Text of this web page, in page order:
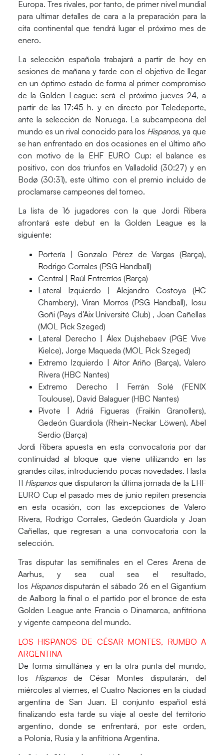
Europa. Tres rivales, por tanto, de primer nivel mundial
para ultimar detalles de cara a la preparación para la
cita continental que tendrá lugar el próximo mes de
enero.
La selección española trabajará a partir de hoy en
sesiones de mañana y tarde con el objetivo de llegar
en un óptimo estado de forma al primer compromiso
de la Golden League: será el próximo jueves 24, a
partir de las17:45 h. y en directo porTeledeporte,
ante la selección de Noruega. La subcampeona del
mundo es un rival conocido para los Hispanos, ya que
se han enfrentado en dos ocasiones en el último año
con motivo de la EHF EURO Cup: el balance es
positivo, con dos triunfos en Valladolid (30:27) y en
Bodø (30:31), este último con el premio incluido de
proclamarse campeones del torneo.
La lista de16 jugadorescon la que Jordi Ribera
afrontará este debut en la Golden League es la
siguiente:
Portería | Gonzalo Pérez de Vargas (Barça),
Rodrigo Corrales (PSG Handball)
Central | Raúl Entrerríos (Barça)
Lateral Izquierdo | Alejandro Costoya (HC
Chambery), Viran Morros (PSG Handball), Iosu
Goñi (Pays d’Aix Université Club) , Joan Cañellas
(MOL Pick Szeged)
Lateral Derecho | Álex Dujshebaev (PGE Vive
Kielce), Jorge Maqueda (MOL Pick Szeged)
Extremo Izquierdo | Aitor Ariño (Barça), Valero
Rivera (HBC Nantes)
Extremo Derecho | Ferrán Solé (FENIX
Toulouse), David Balaguer (HBC Nantes)
Pivote | Adriá Figueras (Fraikin Granollers),
Gedeón Guardiola (Rhein-Neckar Löwen), Abel
Serdio (Barça)
Jordi Ribera apuesta en esta convocatoria pordar
continuidad al bloque que viene utilizando en las
grandes citas, introduciendo pocas novedades. Hasta
11 Hispanosque disputaron la última jornada de la EHF
EURO Cup el pasado mes de junio repiten presencia
en esta ocasión, con las excepciones de Valero
Rivera, Rodrigo Corrales, Gedeón Guardiola y Joan
Cañellas, que regresan a una convocatoria con la
selección.
Tras disputar las semifinales en el Ceres Arena de
Aarhus, y sea cual sea el resultado,
los Hispanosdisputarán el sábado 26 en el Gigantium
deAalborg la final o el partido por el bronce de esta
Golden League ante Francia o Dinamarca, anfitriona
y vigente campeona del mundo.
LOS HISPANOS DE CÉSAR MONTES, RUMBO A
ARGENTINA
De forma simultánea y en la otra punta del mundo,
los Hispanos de César Montes disputarán,del
miércoles al viernes, elCuatro Nacionesen la ciudad
argentina deSan Juan. El conjunto españolestá
finalizando esta tarde su viaje al oeste del territorio
argentino, donde se enfrentará, por este orden,
a Polonia, Rusia y la anfitriona Argentina.